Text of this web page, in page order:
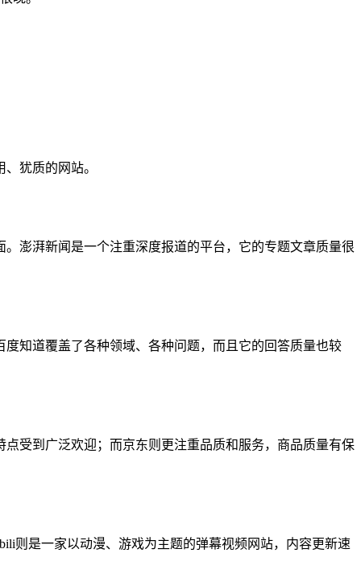
犹质的网站。
澎湃新闻是一个注重深度报道的平台，它的专题文章质量很
知道覆盖了各种领域、各种问题，而且它的回答质量也较
受到广泛欢迎；而京东则更注重品质和服务，商品质量有保
则是一家以动漫、游戏为主题的弹幕视频网站，内容更新速